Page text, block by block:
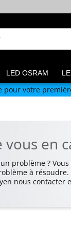
LED OSRAM
pour votre
en
problème ?
à résoudre.
nous contacter